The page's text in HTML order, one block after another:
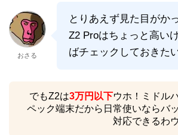
おさる
とりあえず見た目がか
Z2 Proはちょっと高い
ばチェックしておきた
でもZ2は3万円以下ウホ！ミドル
ペック端末だから日常使いならバ
対応できるわ